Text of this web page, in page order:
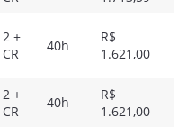
2 +
CR
40h
R$
1.621,00
2 +
CR
40h
R$
1.621,00